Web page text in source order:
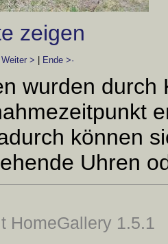
zeigen
Weiter > Ende >·
wurden
können
Uhren
HomeGallery 1.5.1